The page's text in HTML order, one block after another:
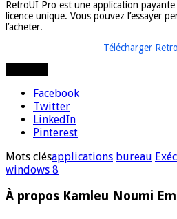
RetroUI Pro est une application
licence unique. Vous pouvez l’essayer
l’acheter.
Télécharger
Facebook
Twitter
LinkedIn
Pinterest
Mots clésapplications bureau
windows 8
À propos Kamleu Noumi